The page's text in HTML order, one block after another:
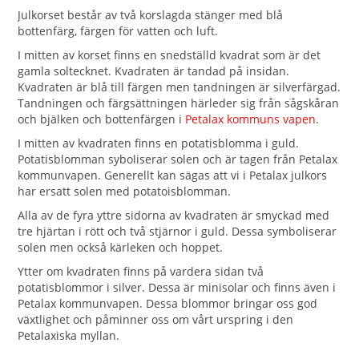
Julkorset består av två korslagda stänger med blå
bottenfärg, färgen för vatten och luft.
I mitten av korset finns en snedställd kvadrat som är det
gamla soltecknet. Kvadraten är tandad på insidan.
Kvadraten är blå till färgen men tandningen är silverfärgad.
Tandningen och färgsättningen härleder sig från sågskåran
och bjälken och bottenfärgen i Petalax kommuns vapen.
I mitten av kvadraten finns en potatisblomma i guld.
Potatisblomman syboliserar solen och är tagen från Petalax
kommunvapen. Generellt kan sägas att vi i Petalax julkors
har ersatt solen med potatoisblomman.
Alla av de fyra yttre sidorna av kvadraten är smyckad med
tre hjärtan i rött och två stjärnor i guld. Dessa symboliserar
solen men också kärleken och hoppet.
Ytter om kvadraten finns på vardera sidan två
potatisblommor i silver. Dessa är minisolar och finns även i
Petalax kommunvapen. Dessa blommor bringar oss god
växtlighet och påminner oss om vårt urspring i den
Petalaxiska myllan.